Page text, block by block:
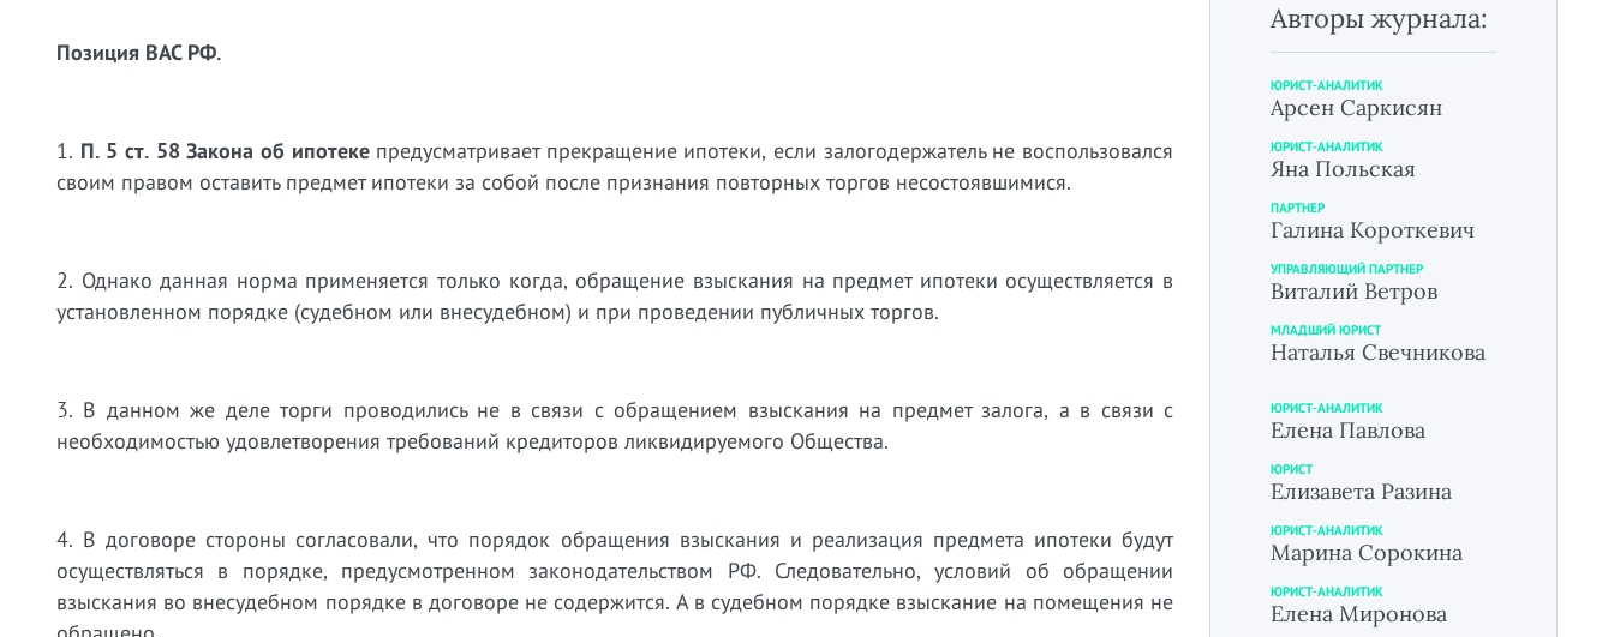
Позиция ВАС РФ.
1. П. 5 ст. 58 Закона об ипотекепредусматривает прекращение ипотеки, если залогодержатель не воспользовался
своим правом оставить предмет ипотеки за собой после признания повторных торгов несостоявшимися.
2. Однако данная норма применяется только когда, обращение взыскания на предмет ипотеки осуществляется в
установленном порядке (судебном или внесудебном) и при проведении публичных торгов.
3. В данном же деле торги проводились не в связи с обращением взыскания на предмет залога, а в связи с
необходимостью удовлетворения требований кредиторов ликвидируемого Общества.
4. В договоре стороны согласовали, что порядок обращения взыскания и реализация предмета ипотеки будут
осуществляться в порядке, предусмотренном законодательством РФ. Следовательно, условий об обращении
взыскания во внесудебном порядке в договоре не содержится. А в судебном порядке взыскание на помещения не
Авторы журнала:
ЮРИСТ-АНАЛИТИК
Арсен Саркисян
ЮРИСТ-АНАЛИТИК
Яна Польская
ПАРТНЕР
Галина Короткевич
УПРАВЛЯЮЩИЙ ПАРТНЕР
Виталий Ветров
МЛАДШИЙ ЮРИСТ
Наталья Свечникова
ЮРИСТ-АНАЛИТИК
Елена Павлова
ЮРИСТ
Елизавета Разина
ЮРИСТ-АНАЛИТИК
Марина Сорокина
ЮРИСТ-АНАЛИТИК
Елена Миронова